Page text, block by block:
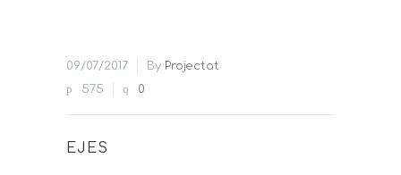
09/07/2017 By Projectat
575
0
EJES